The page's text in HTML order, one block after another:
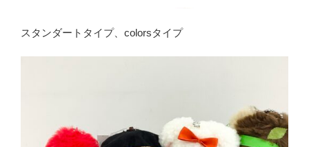
スタンダートタイプ、colorsタイプ